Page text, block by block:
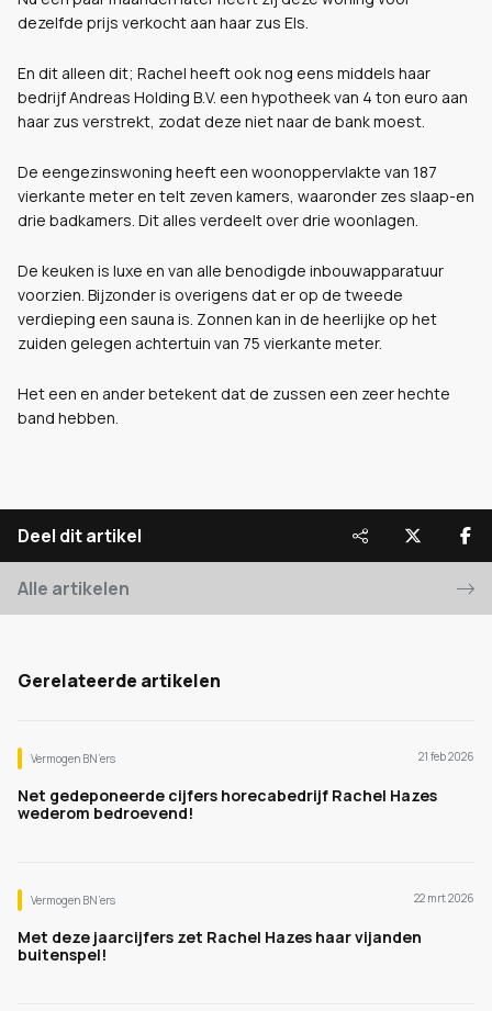
dezelfde prijs verkocht aan haar zus Els.
En dit alleen dit; Rachel heeft ook nog eens middels haar
bedrijf Andreas Holding B.V. een hypotheek van 4 ton euro aan
haar zus verstrekt, zodat deze niet naar de bank moest.
De eengezinswoning heeft een woonoppervlakte van 187
vierkante meter en telt zeven kamers, waaronder zes slaap-en
drie badkamers. Dit alles verdeelt over drie woonlagen.
De keuken is luxe en van alle benodigde inbouwapparatuur
voorzien. Bijzonder is overigens dat er op de tweede
verdieping een sauna is. Zonnen kan in de heerlijke op het
zuiden gelegen achtertuin van 75 vierkante meter.
Het een en ander betekent dat de zussen een zeer hechte
band hebben.
Deel dit artikel
Alle artikelen
Gerelateerde artikelen
Vermogen BN’ers 21 feb 2026
Net gedeponeerde cijfers horecabedrijf Rachel Hazes
wederom bedroevend!
Vermogen BN’ers 22 mrt 2026
Met deze jaarcijfers zet Rachel Hazes haar vijanden
buitenspel!